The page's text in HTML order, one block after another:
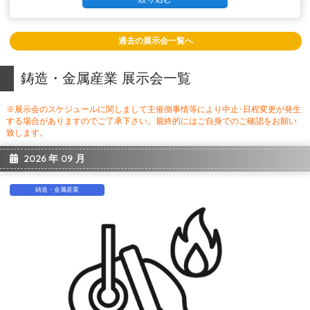
過去の展示会一覧へ
鋳造・金属産業 展示会一覧
※展示会のスケジュールに関しまして主催側事情等により中止･日程変更が発生
する場合がありますのでご了承下さい。最終的にはご自身でのご確認をお願い
致します。
2026 年 09 月
鋳造・金属産業